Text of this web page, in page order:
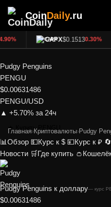
CoinDaily.ru
CAPX$0.1513 0.30%
Pudgy Penguins
PENGU
$0.00631486
PENGU/USD
▲ +5.70% за 24ч
★ Купить PENGU
Главная›Криптовалюты›Pudgy
📊Обзор 💵Курс к $ 💴Курс к ₽ 🔄
Новости 🛒Где купить 👛
Pudgy Penguins к доллару— курс
$0.00631486